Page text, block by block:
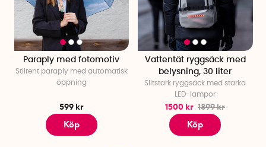
Paraply med fotomotiv
Stilrent paraply med automatisk
öppning
599 kr
Köp
Vattentät ryggsäck med
belysning, 30 liter
Slitstark ryggsäck med starka
LED-lampor
1500 kr 1899 kr
Köp